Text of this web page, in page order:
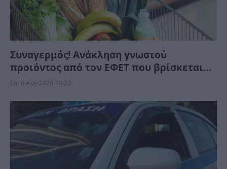
Συναγερμός! Ανάκληση γνωστού
προιόντος από τον ΕΦΕΤ που βρίσκεται
στα ράφια των σούπερ μάρκετ – Μην το
Σα, 8 Αυγ 2026 18:32